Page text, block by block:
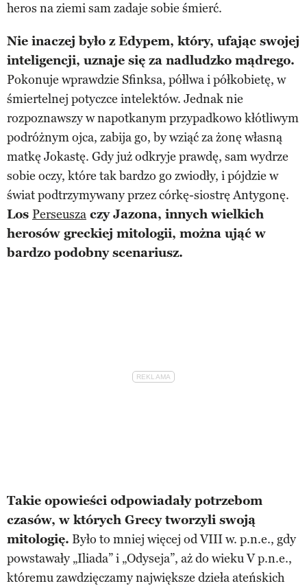
heros na ziemi sam zadaje sobie śmierć.
Nie inaczej było z Edypem, który, ufając swojej
inteligencji, uznaje się za nadludzko mądrego.
Pokonuje wprawdzie Sfinksa, półlwa i półkobietę, w
śmiertelnej potyczce intelektów. Jednak nie
rozpoznawszy w napotkanym przypadkowo kłótliwym
podróżnym ojca, zabija go, by wziąć za żonę własną
matkę Jokastę. Gdy już odkryje prawdę, sam wydrze
sobie oczy, które tak bardzo go zwiodły, i pójdzie w
świat podtrzymywany przez córkę-siostrę Antygonę.
Los Perseusza czy Jazona, innych wielkich
herosów greckiej mitologii, można ująć w
bardzo podobny scenariusz.
Takie opowieści odpowiadały potrzebom
czasów, w których Grecy tworzyli swoją
mitologię. Było to mniej więcej od VIII w. p.n.e., gdy
powstawały „Iliada” i „Odyseja”, aż do wieku V p.n.e.,
któremu zawdzięczamy największe dzieła ateńskich